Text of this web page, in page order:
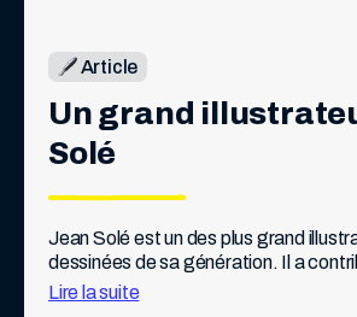
Article
Un grand
Solé
Jean Solé est un des plus grand
dessinées de sa génération. Il a
telles que Pilote, Fluide glacial, ou
Lire la suite